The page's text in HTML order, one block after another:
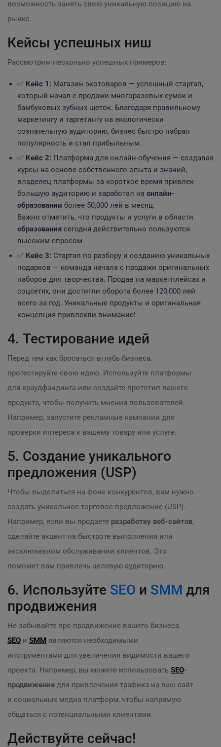
возможность занять свою уникальную позицию на
рынке.
Кейсы успешных ниш
Рассмотрим несколько успешных примеров:
✅ Кейс 1: Магазин экотоваров — успешный стартап,
который начал с продажи многоразовых сумок и
бамбуковых зубных щеток. Благодаря правильному
маркетингу и таргетингу на экологически
сознательную аудиторию, бизнес быстро набрал
популярность и стал прибыльным.
✅ Кейс 2: Платформа для онлайн-обучения — создавая
курсы на основе собственного опыта и знаний,
владелец платформы за короткое время привлек
большую аудиторию и заработал на онлайн-
образовании более 50,000 лей в месяц.
Важно отметить, что продукты и услуги в области
образования сегодня действительно пользуются
высоким спросом.
✅ Кейс 3: Стартап по разбору и созданию уникальных
подарков — команда начала с продажи оригинальных
наборов для творчества. Продав на маркетплейсах и
соцсетях, они достигли оборота более 120,000 лей
всего за год. Уникальные продукты и оригинальная
концепция привлекли внимание!
4. Тестирование идей
Перед тем как бросаться вглубь бизнеса,
протестируйте свою идею. Используйте платформы
для краудфандинга или создайте прототип вашего
продукта, чтобы получить мнения пользователей.
Например, запустите рекламные кампании для
проверки интереса к вашему товару или услуге.
5. Создание уникального
предложения (USP)
Чтобы выделиться на фоне конкурентов, вам нужно
создать уникальное торговое предложение (USP).
Например, если вы продаете разработку веб-сайтов,
сделайте акцент на быстроте выполнения или
эксклюзивном обслуживании клиентов. Это
поможет вам привлечь целевую аудиторию.
6. Используйте SEO и SMM для
продвижения
Не забывайте про продвижение вашего бизнеса.
SEO и SMM являются необходимыми
инструментами для увеличения видимости вашего
проекта. Например, вы можете использовать SEO-
продвижение для привлечения трафика на ваш сайт
и социальных медиа платформ, чтобы напрямую
общаться с потенциальными клиентами.
Действуйте сейчас!